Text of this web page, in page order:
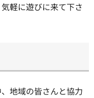
軽に遊びに来て下さ
地域の皆さんと協力